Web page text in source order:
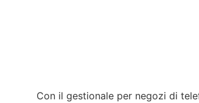
Con il gestionale per negozi di